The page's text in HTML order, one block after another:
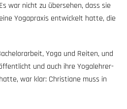
war nicht zu übersehen, dass sie
Yogapraxis entwickelt hatte, die
Yoga und Reiten, und
und auch ihre Yogalehrer-
war klar: Christiane muss in